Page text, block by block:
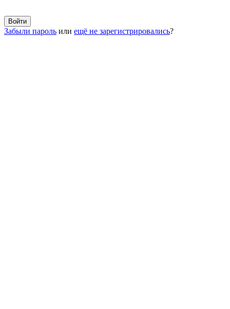
Забыли пароль или ещё не зарегистрировались?